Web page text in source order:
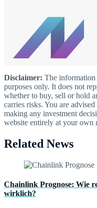
Disclaimer: The
purposes only. It does not
whether to buy, sell or hold
carries risks. You are
making any investment
website entirely at your own
Related News
Chainlink Prognose: Wie
wirklich?